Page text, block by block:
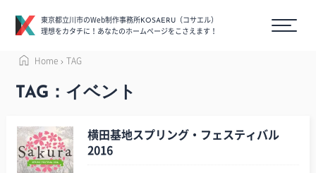
東京都立川市のWeb制作事務所KOSAERU
（コサエル）
理想をカタチに！あなたのホームページをこさえます！
Home TAG
TAG：イベント
横田基地スプリング・フェスティバル
2016